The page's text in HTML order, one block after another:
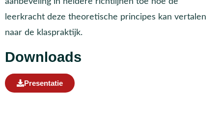
leerkracht deze theoretische principes kan vertalen
naar de klaspraktijk.
Downloads
Presentatie